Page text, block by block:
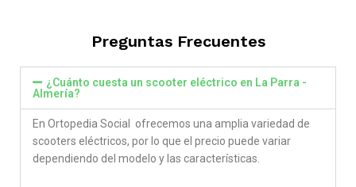
Preguntas Frecuentes
¿Cuánto cuesta un scooter eléctrico en La Parra -
Almería?
En Ortopedia Social ofrecemos una amplia variedad de
scooters eléctricos, por lo que el precio puede variar
dependiendo del modelo y las características.